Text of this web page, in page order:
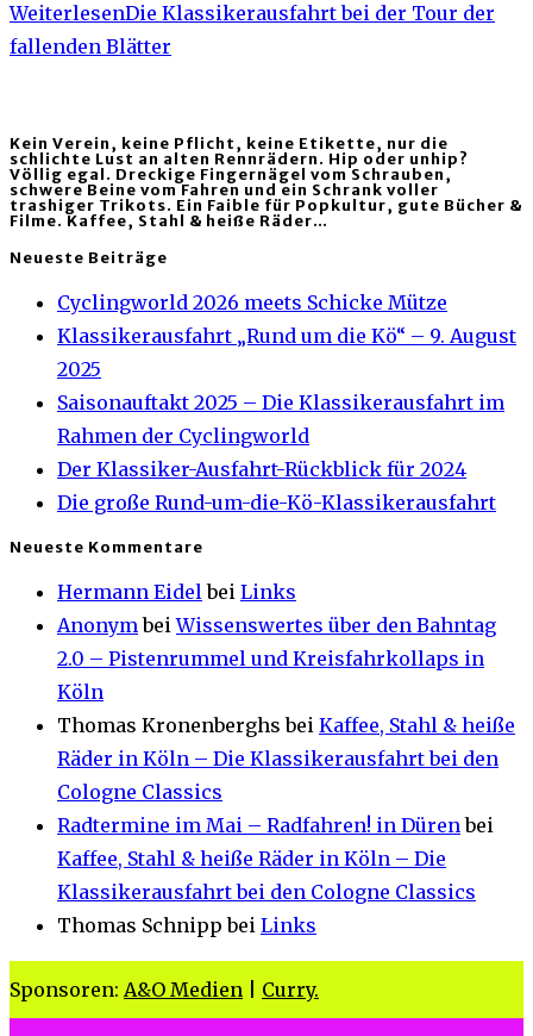
WeiterlesenDie Klassikerausfahrt bei der Tour der
fallenden Blätter
Kein Verein, keine Pflicht, keine Etikette, nur die
schlichte Lust an alten Rennrädern. Hip oder unhip?
Völlig egal. Dreckige Fingernägel vom Schrauben,
schwere Beine vom Fahren und ein Schrank voller
trashiger Trikots. Ein Faible für Popkultur, gute Bücher &
Filme. Kaffee, Stahl & heiße Räder…
Neueste Beiträge
Cyclingworld 2026 meets Schicke Mütze
Klassikerausfahrt „Rund um die Kö“ – 9. August
2025
Saisonauftakt 2025 – Die Klassikerausfahrt im
Rahmen der Cyclingworld
Der Klassiker-Ausfahrt-Rückblick für 2024
Die große Rund-um-die-Kö-Klassikerausfahrt
Neueste Kommentare
Hermann Eidelbei Links
AnonymbeiWissenswertes über den Bahntag
2.0 – Pistenrummel und Kreisfahrkollaps in
Köln
Thomas Kronenberghs bei Kaffee, Stahl & heiße
Räder in Köln – Die Klassikerausfahrt bei den
Cologne Classics
Radtermine im Mai – Radfahren! in Dürenbei
Kaffee, Stahl & heiße Räder in Köln – Die
Klassikerausfahrt bei den Cologne Classics
Thomas Schnipp bei Links
Sponsoren: A&O Medien Curry.